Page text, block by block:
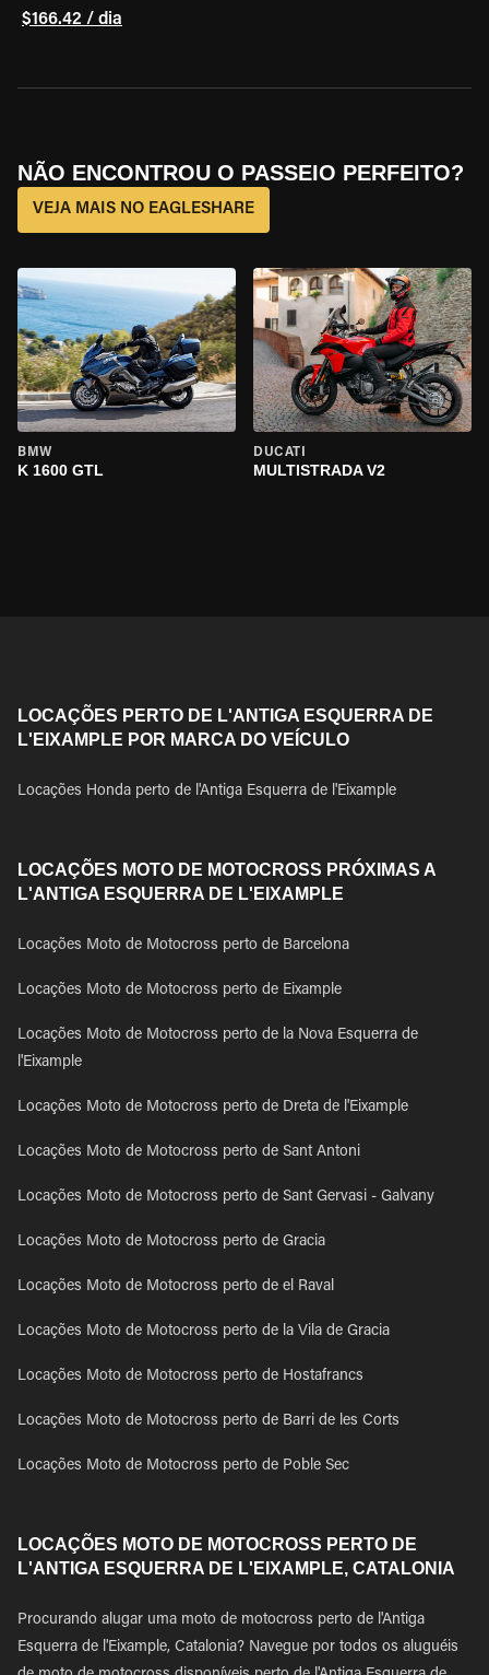
$166.42 / dia
NÃO ENCONTROU O PASSEIO PERFEITO?
VEJA MAIS NO EAGLESHARE
BMW
K 1600 GTL
DUCATI
MULTISTRADA V2
LOCAÇÕES PERTO DE L'ANTIGA ESQUERRA DE
L'EIXAMPLE POR MARCA DO VEÍCULO
Locações Honda perto de l'Antiga Esquerra de l'Eixample
LOCAÇÕES MOTO DE MOTOCROSS PRÓXIMAS A
L'ANTIGA ESQUERRA DE L'EIXAMPLE
Locações Moto de Motocross perto de Barcelona
Locações Moto de Motocross perto de Eixample
Locações Moto de Motocross perto de la Nova Esquerra de
l'Eixample
Locações Moto de Motocross perto de Dreta de l'Eixample
Locações Moto de Motocross perto de Sant Antoni
Locações Moto de Motocross perto de Sant Gervasi - Galvany
Locações Moto de Motocross perto de Gracia
Locações Moto de Motocross perto de el Raval
Locações Moto de Motocross perto de la Vila de Gracia
Locações Moto de Motocross perto de Hostafrancs
Locações Moto de Motocross perto de Barri de les Corts
Locações Moto de Motocross perto de Poble Sec
LOCAÇÕES MOTO DE MOTOCROSS PERTO DE
L'ANTIGA ESQUERRA DE L'EIXAMPLE, CATALONIA
Procurando alugar uma moto de motocross perto de l'Antiga
Esquerra de l'Eixample, Catalonia? Navegue por todos os aluguéis